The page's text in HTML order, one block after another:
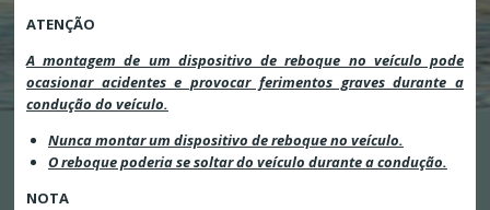
ATENÇÃO
A montagem de um dispositivo de reboque no veículo pode
ocasionar acidentes e provocar ferimentos graves durante a
condução do veículo.
Nunca montar um dispositivo de reboque no veículo.
O reboque poderia se soltar do veículo durante a condução.
NOTA